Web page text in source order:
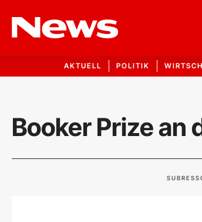
AKTUELL POLITIK
Booker Prize an